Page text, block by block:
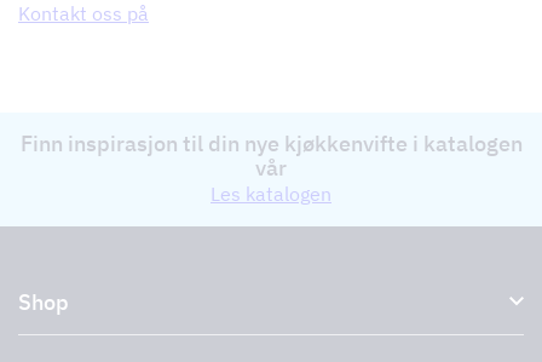
Kontakt oss på
Finn inspirasjon til din nye kjøkkenvifte i katalogen
vår
Les katalogen
Shop